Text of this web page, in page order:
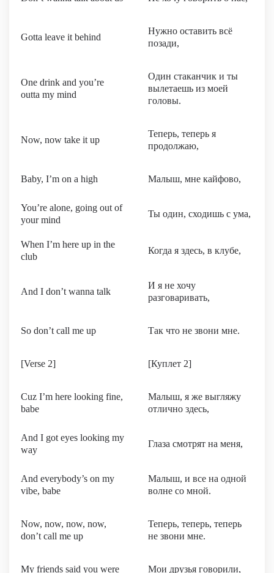
Gotta leave it behind
Нужно оставить всё
позади,
One drink and you’re
outta my mind
Один стаканчик и ты
вылетаешь из моей
головы.
Now, now take it up
Теперь, теперь я
продолжаю,
Baby, I’m on a high Малыш, мне кайфово,
You’re alone, going out of
your mind
Ты один, сходишь с ума,
When I’m here up in the
club
Когда я здесь, в клубе,
And I don’t wanna talk
И я не хочу
разговаривать,
So don’t call me up Так что не звони мне.
[Verse 2] [Куплет 2]
Cuz I’m here looking fine,
babe
Малыш, я же выгляжу
отлично здесь,
And I got eyes looking my
way
Глаза смотрят на меня,
And everybody’s on my
vibe, babe
Малыш, и все на одной
волне со мной.
Now, now, now, now,
don’t call me up
Теперь, теперь, теперь
не звони мне.
My friends said you were Мои друзья говорили,